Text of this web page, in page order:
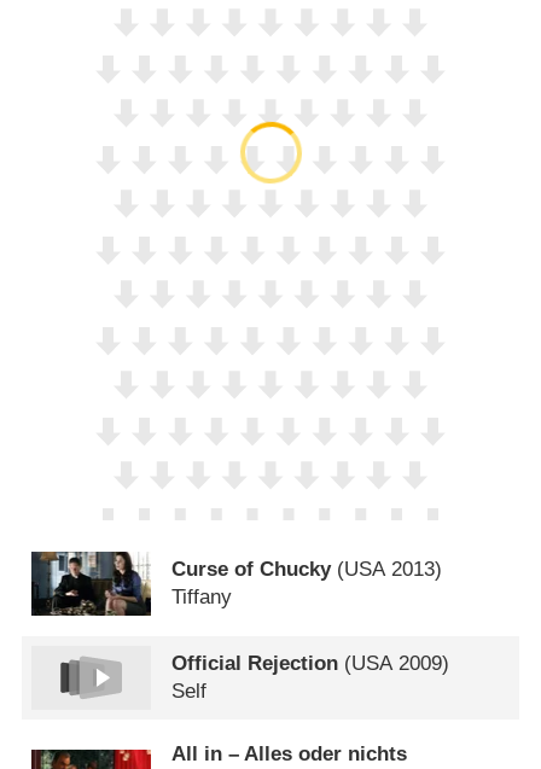
Curse of Chucky(USA2013)
Tiffany
Official Rejection (USA2009)
Self
All in – Alles oder nichts